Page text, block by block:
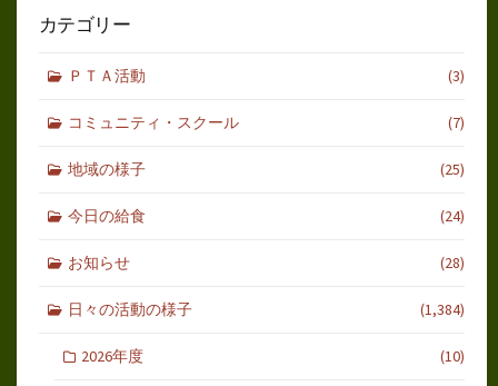
カテゴリー
ＰＴＡ活動 (3)
コミュニティ・スクール (7)
地域の様子 (25)
今日の給食 (24)
お知らせ (28)
日々の活動の様子 (1,384)
2026年度 (10)